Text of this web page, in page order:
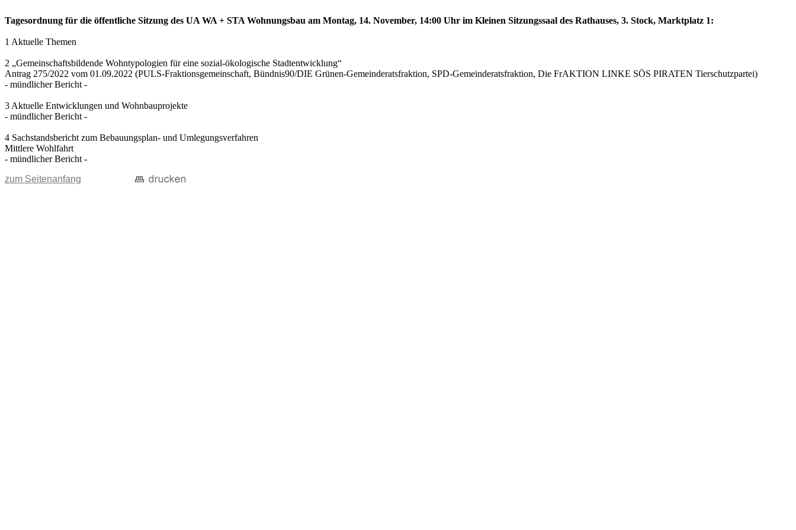
Tagesordnung für die öffentliche Sitzung des UA WA + STA Wohnungsbau am Montag, 14. November, 14:00 Uhr im Kleinen Sitzungssaal des Rathauses, 3. Stock, Marktplatz 1:
1 Aktuelle Themen
2 „Gemeinschaftsbildende Wohntypologien für eine sozial-ökologische Stadtentwicklung“
Antrag 275/2022 vom 01.09.2022 (PULS-Fraktionsgemeinschaft, Bündnis90/DIE Grünen-Gemeinderatsfraktion, SPD-Gemeinderatsfraktion, Die FrAKTION LINKE SÖS PIRATEN Tierschutzpartei)
- mündlicher Bericht -
3 Aktuelle Entwicklungen und Wohnbauprojekte
- mündlicher Bericht -
4 Sachstandsbericht zum Bebauungsplan- und Umlegungsverfahren
Mittlere Wohlfahrt
- mündlicher Bericht -
zum Seitenanfang